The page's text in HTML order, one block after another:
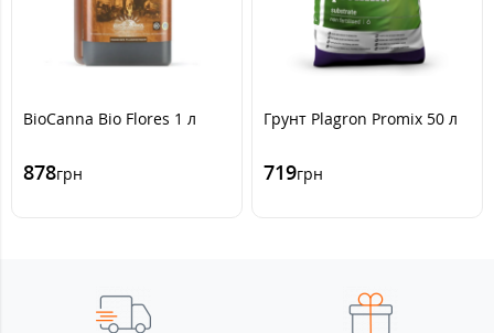
BioCanna Bio Flores 1 л
878грн
Грунт Plagron Promix 50 л
719грн